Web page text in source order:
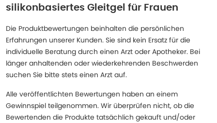
silikonbasiertes Gleitgel für Frauen
Die Produktbewertungen beinhalten die persönlichen
Erfahrungen unserer Kunden. Sie sind kein Ersatz für die
individuelle Beratung durch einen Arzt oder Apotheker. Bei
länger anhaltenden oder wiederkehrenden Beschwerden
suchen Sie bitte stets einen Arzt auf.
Alle veröffentlichten Bewertungen haben an einem
Gewinnspiel teilgenommen. Wir überprüfen nicht, ob die
Bewertenden die Produkte tatsächlich gekauft und/oder